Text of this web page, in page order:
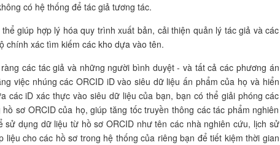
có hệ thống để tác giả tương tác.
giúp hợp lý hóa quy trình xuất bản, cải thiện quản lý tác giả và các
chính xác tìm kiếm các kho dựa vào tên.
các tác giả và những người bình duyệt - và tất cả các phương án
việc nhúng các ORCID iD vào siêu dữ liệu ấn phẩm của họ và hiển
các iD xác thực vào siêu dữ liệu của bạn, bạn có thể giải phóng các
sơ ORCID của họ, giúp tăng tốc truyền thông các tác phẩm nghiên
sử dụng dữ liệu từ hồ sơ ORCID như tên các nhà nghiên cứu, lịch sử
liệu cho các hồ sơ trong hệ thống của riêng bạn để tiết kiệm thời gian